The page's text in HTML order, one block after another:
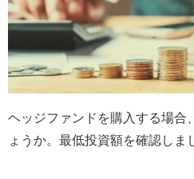
ヘッジファンドを購入する場合
ょうか。最低投資額を確認しま